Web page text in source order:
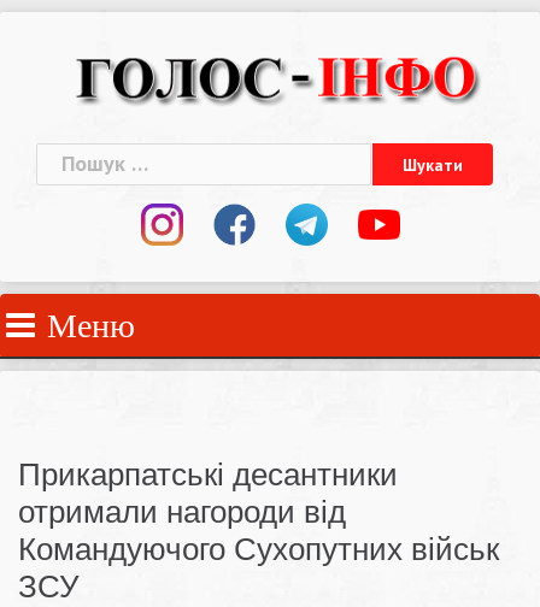
Пошук:
Меню
Прикарпатські десантники
отримали нагороди від
Командуючого Сухопутних військ
ЗСУ